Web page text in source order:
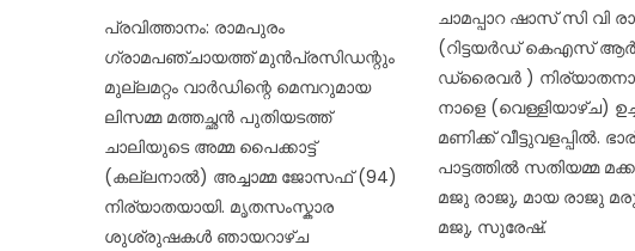
പ്രവിത്താനം: രാമപുരം
ഗ്രാമപഞ്ചായത്ത് മുൻപ്രസിഡന്റും
മുല്ലമറ്റം വാർഡിന്റെ മെമ്പറുമായ
ലിസമ്മ മത്തച്ഛൻ പുതിയടത്ത്
ചാലിയുടെ അമ്മ പൈക്കാട്ട്
(കല്ലനാൽ) അച്ചാമ്മ ജോസഫ് (94)
നിര്യാതയായി. മൃതസംസ്കാര
ശുശ്രുഷകൾ ഞായറാഴ്ച
ചാമപ്പാറ ഷാസ് സി വി
(റിട്ടയർഡ് കെഎസ് ആർ
ഡ്രൈവർ )
നാളെ (വെള്ളിയാഴ്ച)
മണിക്ക് വീട്ടുവളപ്പിൽ.
പാട്ടത്തിൽ സതിയമ്മ
മജു രാജു, മായ രാജു
മജു, സുരേഷ്.